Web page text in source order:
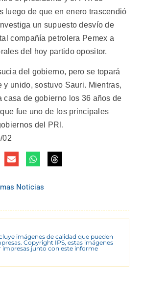
luego de que en enero trascendió
un supuesto desvío de
compañía petrolera Pemex a
del hoy partido opositor.
del gobierno, pero se topará
y unido, sostuvo Sauri. Mientras,
casa de gobierno los 36 años de
fue uno de los principales
del PRI.
02
Noticias
imágenes de calidad que pueden
Copyright IPS, estas imágenes
impresas junto con este informe